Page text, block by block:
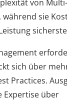
von
sie
sich über
Practices.
Expertise über